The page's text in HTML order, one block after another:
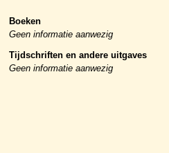
Boeken
Geen informatie aanwezig
Tijdschriften en andere uitgaves
Geen informatie aanwezig